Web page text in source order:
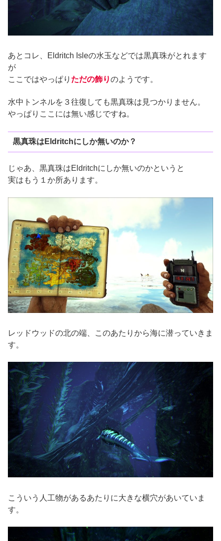
あとコレ、Eldritch Isleの水玉などでは黒真珠がとれます
が
ここではやっぱり ただの飾りのようです。
水中トンネルを３往復しても黒真珠は見つかりません。
やっぱりここには無い感じですね。
黒真珠はEldritchにしか無いのか？
じゃあ、黒真珠はEldritchにしか無いのかというと
実はもう１か所あります。
レッドウッドの北の端、このあたりから海に潜っていきま
す。
こういう人工物があるあたりに大きな横穴があいていま
す。